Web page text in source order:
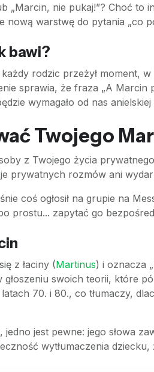
„Marcin, nie pukaj!”? Choć to
warstwę do pytania „co
bawi?
rodzic przeżył moment,
sprawia, że fraza „A Marcin
wymagało od nas
Twojego
z Twojego życia
prywatnych rozmów ani
coś ogłosił na grupie na
prostu... zapytać go
z łaciny (Martinus) i oznacza
swoich teorii, które
70. i 80., co tłumaczy,
jest pewne: jego słowa
wytłumaczenia